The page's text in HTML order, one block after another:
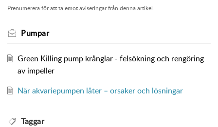
Prenumerera för att ta emot aviseringar från denna artikel.
Pumpar
Green Killing pump krånglar - felsökning och rengöring
av impeller
När akvariepumpen låter – orsaker och lösningar
Taggar